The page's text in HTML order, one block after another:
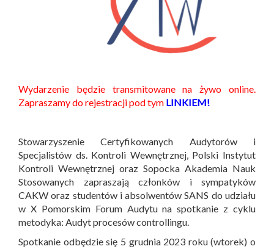
Wydarzenie będzie transmitowane na żywo online.
Zapraszamy do rejestracji pod tym LINKIEM!
Stowarzyszenie Certyfikowanych Audytorów i
Specjalistów ds. Kontroli Wewnętrznej, Polski Instytut
Kontroli Wewnętrznej oraz Sopocka Akademia Nauk
Stosowanych zapraszają członków i sympatyków
CAKW oraz studentów i absolwentów SANS do udziału
w X Pomorskim Forum Audytu na spotkanie z cyklu
metodyka: Audyt procesów controllingu.
Spotkanie odbędzie się 5 grudnia 2023 roku (wtorek) o